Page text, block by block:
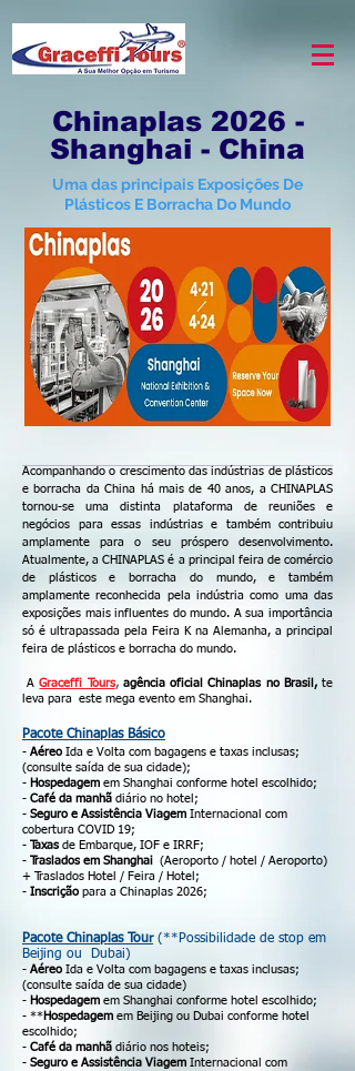
Chinaplas 2026 -
Shanghai - China
Uma das principais Exposições De
Plásticos E Borracha Do Mundo
Acompanhando o crescimento das indústrias de plásticos
e borracha da China há mais de 40 anos, a CHINAPLAS
tornou-se uma distinta plataforma de reuniões e
negócios para essas indústrias e também contribuiu
amplamente para o seu próspero desenvolvimento.
Atualmente, a CHINAPLAS é a principal feira de comércio
de plásticos e borracha do mundo, e também
amplamente reconhecida pela indústria como uma das
exposições mais influentes do mundo. A sua importância
só é ultrapassada pela Feira K na Alemanha, a principal
feira de plásticos e borracha do mundo.
AGraceffi Tours,agência oficial Chinaplas no Brasil,te
leva para este mega evento em Shanghai.
Pacote Chinaplas Básico
- Aéreo Ida e Volta com bagagens e taxas inclusas;
(consulte saída de sua cidade);
- Hospedagem em Shanghai conforme hotel escolhido;
- Café da manhã diário no hotel;
- Seguro e Assistência Viagem Internacional com
cobertura COVID 19;
- Taxas de Embarque, IOF e IRRF;
- Traslados em Shanghai (Aeroporto / hotel / Aeroporto)
+ Traslados Hotel / Feira / Hotel;
- Inscrição para a Chinaplas 2026;
Pacote Chinaplas Tour (**Possibilidade de stop em
Beijing ou Dubai)
- Aéreo Ida e Volta com bagagens e taxas inclusas;
(consulte saída de sua cidade)
- Hospedagem em Shanghai conforme hotel escolhido;
- **Hospedagem em Beijing ou Dubai conforme hotel
escolhido;
- Café da manhã diário nos hoteis;
- Seguro e Assistência Viagem Internacional com